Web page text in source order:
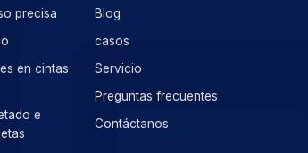
precisa
en cintas
e
Blog
casos
Servicio
Preguntas frecuentes
Contáctanos